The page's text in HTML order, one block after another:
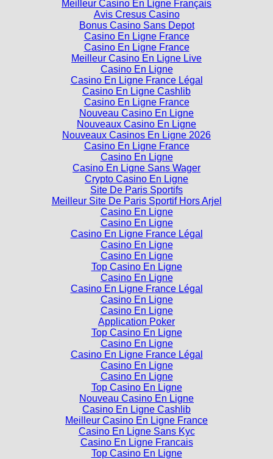
Meilleur Casino En Ligne Français
Avis Cresus Casino
Bonus Casino Sans Depot
Casino En Ligne France
Casino En Ligne France
Meilleur Casino En Ligne Live
Casino En Ligne
Casino En Ligne France Légal
Casino En Ligne Cashlib
Casino En Ligne France
Nouveau Casino En Ligne
Nouveaux Casino En Ligne
Nouveaux Casinos En Ligne 2026
Casino En Ligne France
Casino En Ligne
Casino En Ligne Sans Wager
Crypto Casino En Ligne
Site De Paris Sportifs
Meilleur Site De Paris Sportif Hors Arjel
Casino En Ligne
Casino En Ligne
Casino En Ligne France Légal
Casino En Ligne
Casino En Ligne
Top Casino En Ligne
Casino En Ligne
Casino En Ligne France Légal
Casino En Ligne
Casino En Ligne
Application Poker
Top Casino En Ligne
Casino En Ligne
Casino En Ligne France Légal
Casino En Ligne
Casino En Ligne
Top Casino En Ligne
Nouveau Casino En Ligne
Casino En Ligne Cashlib
Meilleur Casino En Ligne France
Casino En Ligne Sans Kyc
Casino En Ligne Francais
Top Casino En Ligne